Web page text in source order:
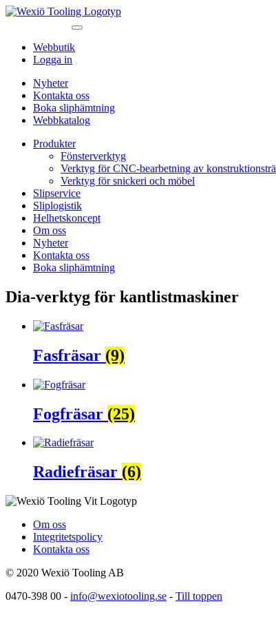
Webbutik
Logga in
Nyheter
Kontakta oss
Boka sliphämtning
Webbkatalog
Produkter
Fönsterverktyg
Verktyg för CNC-bearbetning av konstruktionsträ
Verktyg för snickeri och möbel
Slipservice
Sliplogistik
Helhetskoncept
Om oss
Nyheter
Kontakta oss
Boka sliphämtning
Dia-verktyg för kantlistmaskiner
Fasfräsar (9)
Fogfräsar (25)
Radiefräsar (6)
Om oss
Integritetspolicy
Kontakta oss
© 2020 Wexiö Tooling AB
0470-398 00 - info@wexiotooling.se - Till toppen